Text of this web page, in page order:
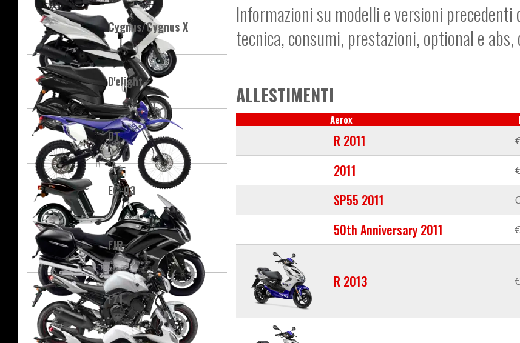
Cygnus/Cygnus X
D'elight
DT
EC-03
FJR
FZ1
Informazioni su modelli e versioni
tecnica, consumi, prestazioni, optional e
ALLESTIMENTI
Aerox
R 2011
2011
SP55 2011
50th Anniversary 2011
R 2013